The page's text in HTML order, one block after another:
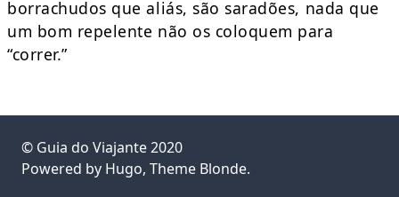
borrachudos que aliás, são saradões, nada que
um bom repelente não os coloquem para
“correr.”
© Guia do Viajante2020
Powered by Hugo, Theme Blonde.